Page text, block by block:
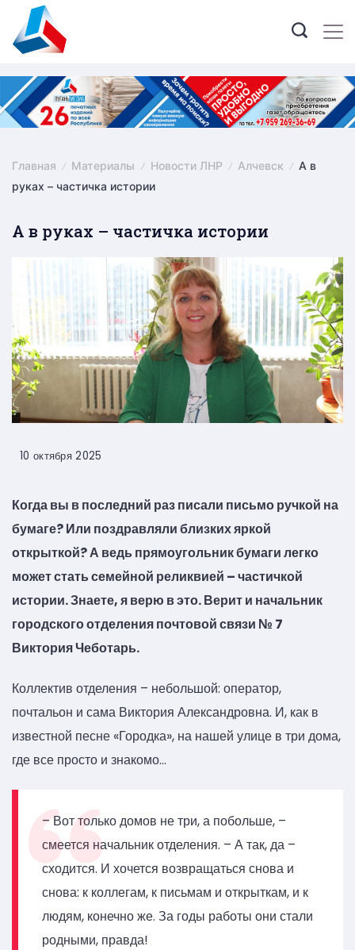
content
Главная Материалы Новости ЛНР Алчевск
А в
руках – частичка истории
А в руках – частичка истории
10 октября 2025
Когда вы в последний раз писали письмо ручкой на
бумаге? Или поздравляли близких яркой
открыткой? А ведь прямоугольник бумаги легко
может стать семейной реликвией – частичкой
истории. Знаете, я верю в это. Верит и начальник
городского отделения почтовой связи № 7
Виктория Чеботарь.
Коллектив отделения – небольшой: оператор,
почтальон и сама Виктория Александровна. И, как в
известной песне «Городка», на нашей улице в три дома,
где все просто и знакомо…
– Вот только домов не три, а побольше, –
смеется начальник отделения. – А так, да –
сходится. И хочется возвращаться снова и
снова: к коллегам, к письмам и открыткам, и к
людям, конечно же. За годы работы они стали
родными, правда!